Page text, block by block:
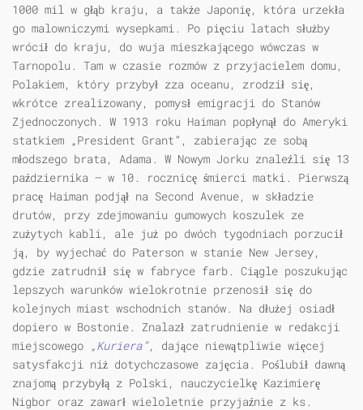
1000 mil w głąb kraju, a także Japonię, która urzekła
go malowniczymi wysepkami. Po pięciu latach służby
wrócił do kraju, do wuja mieszkającego wówczas w
Tarnopolu. Tam w czasie rozmów z przyjacielem domu,
Polakiem, który przybył zza oceanu, zrodził się,
wkrótce zrealizowany, pomysł emigracji do Stanów
Zjednoczonych. W 1913 roku Haiman popłynął do Ameryki
statkiem „President Grant”, zabierając ze sobą
młodszego brata, Adama. W Nowym Jorku znaleźli się 13
października – w 10. rocznicę śmierci matki. Pierwszą
pracę Haiman podjął na Second Avenue, w składzie
drutów, przy zdejmowaniu gumowych koszulek ze
zużytych kabli, ale już po dwóch tygodniach porzucił
ją, by wyjechać do Paterson w stanie New Jersey,
gdzie zatrudnił się w fabryce farb. Ciągle poszukując
lepszych warunków wielokrotnie przenosił się do
kolejnych miast wschodnich stanów. Na dłużej osiadł
dopiero w Bostonie. Znalazł zatrudnienie w redakcji
miejscowego „Kuriera”, dające niewątpliwie więcej
satysfakcji niż dotychczasowe zajęcia. Poślubił dawną
znajomą przybyłą z Polski, nauczycielkę Kazimierę
Nigbor oraz zawarł wieloletnie przyjaźnie z ks.